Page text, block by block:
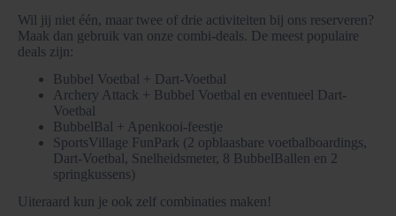
Wil jij niet één, maar twee of drie activiteiten bij ons reserveren?
Maak dan gebruik van onze combi-deals. De meest populaire
deals zijn:
Bubbel Voetbal + Dart-Voetbal
Archery Attack + Bubbel Voetbal en eventueel Dart-
Voetbal
BubbelBal + Apenkooi-feestje
SportsVillage FunPark (2 opblaasbare voetbalboardings,
Dart-Voetbal, Snelheidsmeter, 8 BubbelBallen en 2
springkussens)
Uiteraard kun je ook zelf combinaties maken!